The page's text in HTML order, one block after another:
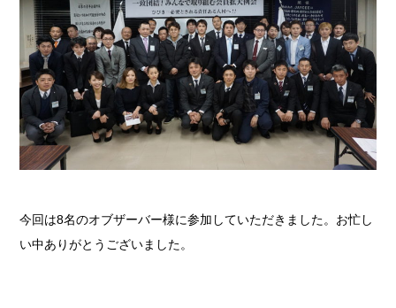
今回は8名のオブザーバー様に参加していただきました。お忙し
い中ありがとうございました。